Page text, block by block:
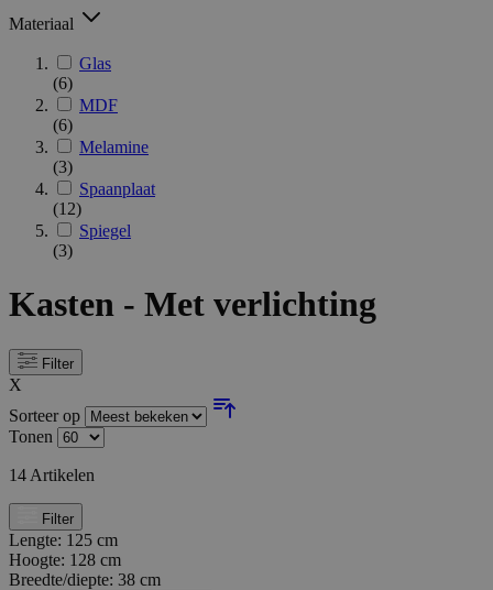
Materiaal
Glas
(6)
MDF
(6)
Melamine
(3)
Spaanplaat
(12)
Spiegel
(3)
Kasten - Met verlichting
Filter
X
Sorteer op
Tonen
14 Artikelen
Filter
Lengte: 125 cm
Hoogte: 128 cm
Breedte/diepte: 38 cm